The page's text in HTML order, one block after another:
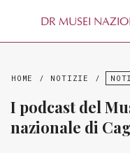
DR MUSEI
HOME / NOTIZIE /
I podcast del
nazionale di